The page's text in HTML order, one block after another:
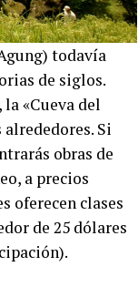
todavía
de siglos.
«Cueva del
Si
obras de
a precios
oferecen clases
de 25 dólares